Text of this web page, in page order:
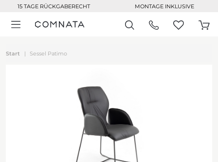
15 TAGE RÜCKGABERECHT MONTAGE INKLUSIVE
Start Sessel Patimo